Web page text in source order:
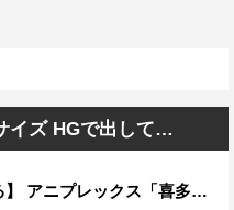
イズ HGで出して…
レースクイーンVer.」フィギュア【再販予約開始】